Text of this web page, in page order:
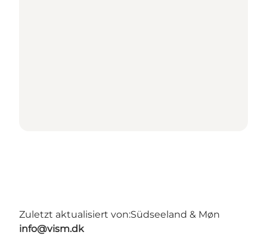
Zuletzt aktualisiert von:Südseeland & Møn
info@vism.dk